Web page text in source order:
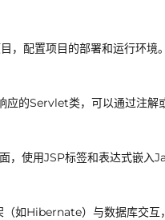
，配置项目的部署和运行环境。
应的Servlet类，可以通过注解
，使用JSP标签和表达式嵌入
如Hibernate）与数据库交互